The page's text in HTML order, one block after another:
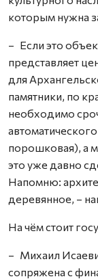
которым нужна
– Если это
представляет
для
памятники, по
необходимо
порошковая), а
это уже давно
Напомню:
деревянное, –
На чём стоит
– Михаил
сопряжена с